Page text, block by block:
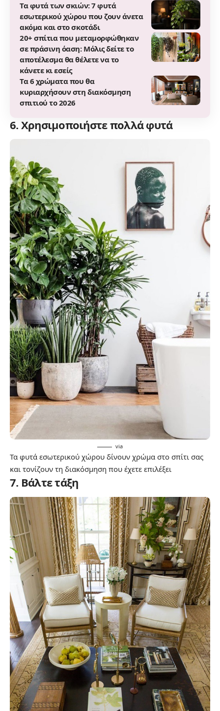
Τα φυτά των σκιών: 7 φυτά
εσωτερικού χώρου που ζουν άνετα
ακόμα και στο σκοτάδι
20+ σπίτια που μεταμορφώθηκαν
σε πράσινη όαση: Μόλις δείτε το
αποτέλεσμα θα θέλετε να το
κάνετε κι εσείς
Τα 6 χρώματα που θα
κυριαρχήσουν στη διακόσμηση
σπιτιού το 2026
6. Χρησιμοποιήστε πολλά φυτά
via
Τα φυτά εσωτερικού χώρου δίνουν χρώμα στο σπίτι σας
και τονίζουν τη διακόσμηση που έχετε επιλέξει
7. Βάλτε τάξη